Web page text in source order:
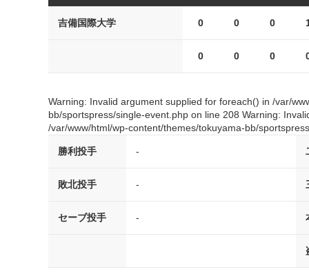
吉備国際大学 0 0 0
0 0 0
Warning: Invalid argument supplied for foreach() in /var/
bb/sportspress/single-event.php on line 208 Warning:
/var/www/html/wp-content/themes/tokuyama-bb/
勝利投手 -
敗北投手 -
セーブ投手 -